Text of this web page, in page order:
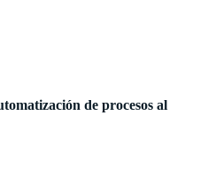
de procesos al